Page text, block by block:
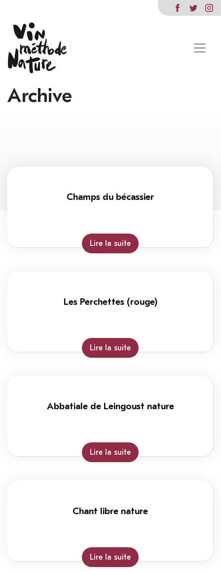
Archive
Champs du bécassier
Lire la suite
Les Perchettes (rouge)
Lire la suite
Abbatiale de Leingoust nature
Lire la suite
Chant libre nature
Lire la suite